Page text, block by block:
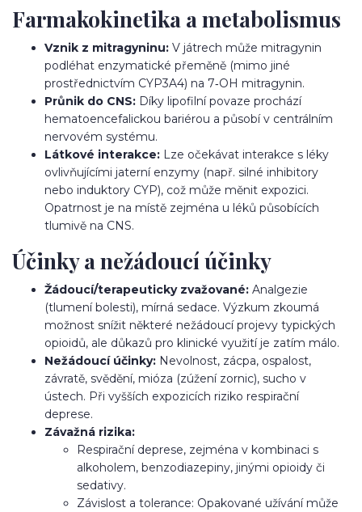
Farmakokinetika a metabolismus
Vznik z mitragyninu: V játrech může mitragynin
podléhat enzymatické přeměně (mimo jiné
prostřednictvím CYP3A4) na 7‑OH mitragynin.
Průnik do CNS: Díky lipofilní povaze prochází
hematoencefalickou bariérou a působí v centrálním
nervovém systému.
Látkové interakce: Lze očekávat interakce s léky
ovlivňujícími jaterní enzymy (např. silné inhibitory
nebo induktory CYP), což může měnit expozici.
Opatrnost je na místě zejména u léků působících
tlumivě na CNS.
Účinky a nežádoucí účinky
Žádoucí/terapeuticky zvažované: Analgezie
(tlumení bolesti), mírná sedace. Výzkum zkoumá
možnost snížit některé nežádoucí projevy typických
opioidů, ale důkazů pro klinické využití je zatím málo.
Nežádoucí účinky: Nevolnost, zácpa, ospalost,
závratě, svědění, mióza (zúžení zornic), sucho v
ústech. Při vyšších expozicích riziko respirační
deprese.
Závažná rizika:
Respirační deprese, zejména v kombinaci s
alkoholem, benzodiazepiny, jinými opioidy či
sedativy.
Závislost a tolerance: Opakované užívání může